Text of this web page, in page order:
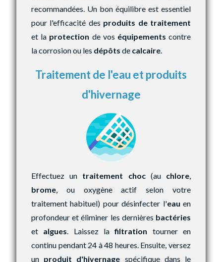
recommandées. Un bon équilibre est essentiel
pour l'efficacité des produits de traitement
et la protection de vos équipements contre
la corrosion ou les dépôts de calcaire
Traitement de l'eau et produits
d'hivernage
Effectuez un traitement choc(au chlore
brome , ou oxygène actif selon votre
traitement habituel) pour désinfecter l'eau en
profondeur et éliminer les dernières bactéries
et algues . Laissez lafiltration tourner en
continu pendant 24 à 48 heures. Ensuite, versez
un produit d'hivernage spécifique dans le